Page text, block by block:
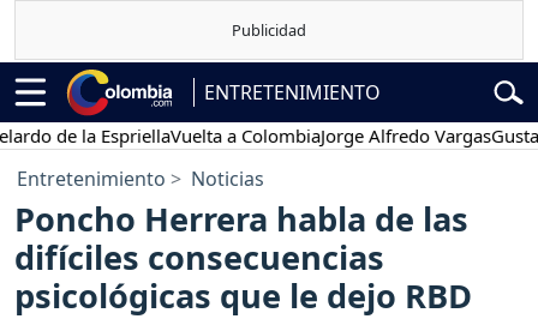
ENTRETENIMIENTO
la EspriellaVuelta a ColombiaJorge Alfredo VargasGustavo
Entretenimiento Noticias
Poncho Herrera habla de las
difíciles consecuencias
psicológicas que le dejo RBD